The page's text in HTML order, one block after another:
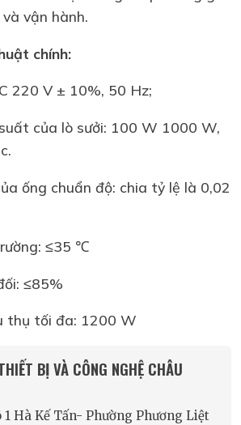
vận hành.
chính:
220 V ± 10%, 50 Hz;
của lò sưởi: 100 W 1000 W,
ống chuẩn độ: chia tỷ lệ là 0,02
≤35 ℃
≤85%
thụ tối đa: 1200 W
BỊ VÀ CÔNG NGHỆ CHÂU
Hà Kế Tấn- Phường Phương Liệt